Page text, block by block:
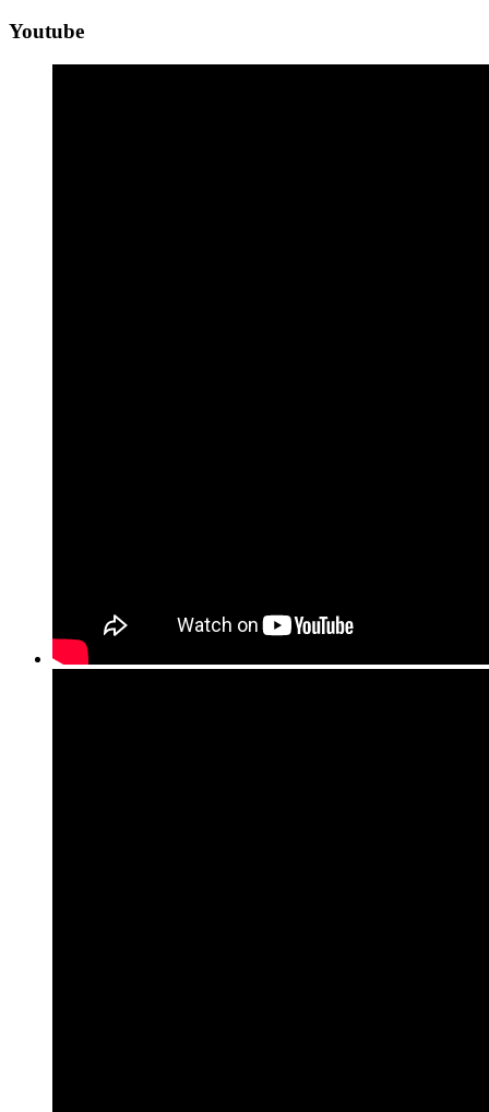
Youtube